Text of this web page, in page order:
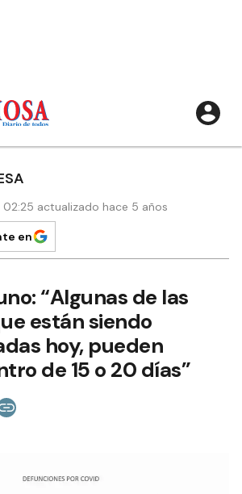
02:25 actualizado hace 5 años
en
“Algunas de las
están siendo
hoy, pueden
de 15 o 20 días”